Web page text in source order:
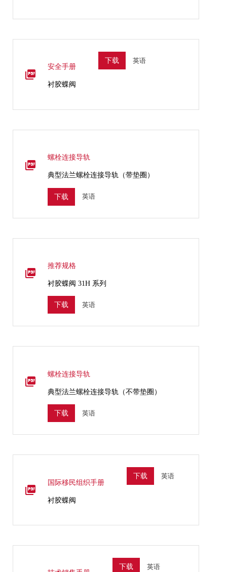
安全手册
衬胶蝶阀
下载 英语
螺栓连接导轨
典型法兰螺栓连接导轨（带垫圈）
下载 英语
推荐规格
衬胶蝶阀 31H 系列
下载 英语
螺栓连接导轨
典型法兰螺栓连接导轨（不带垫圈）
下载 英语
国际移民组织手册
衬胶蝶阀
下载 英语
下载 英语